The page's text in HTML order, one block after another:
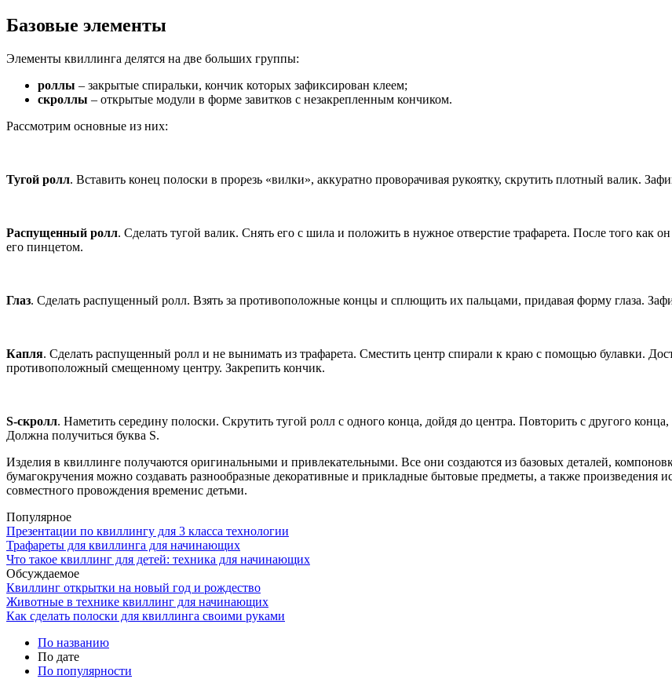
Базовые элементы
Элементы квиллинга делятся на две больших группы:
роллы – закрытые спиральки, кончик которых зафиксирован клеем;
скроллы – открытые модули в форме завитков с незакрепленным кончиком.
Рассмотрим основные из них:
Тугой ролл. Вставить конец полоски в прорезь «вилки», аккуратно проворачивая рукоятку, скрутить плотный валик.
Распущенный ролл. Сделать тугой валик. Снять его с шила и положить в нужное отверстие трафарета. После того как
его пинцетом.
Глаз. Сделать распущенный ролл. Взять за противоположные концы и сплющить их пальцами, придавая форму глаза.
Капля. Сделать распущенный ролл и не вынимать из трафарета. Сместить центр спирали к краю с помощью булавки.
противоположный смещенному центру. Закрепить кончик.
S-скролл. Наметить середину полоски. Скрутить тугой ролл с одного конца, дойдя до центра. Повторить с другого
Должна получиться буква S.
Изделия в квиллинге получаются оригинальными и привлекательными. Все они создаются из базовых деталей,
бумагокручения можно создавать разнообразные декоративные и прикладные бытовые предметы, а также произведения
совместного провождения временис детьми.
Популярное
Презентации по квиллингу для 3 класса технологии
Трафареты для квиллинга для начинающих
Что такое квиллинг для детей: техника для начинающих
Обсуждаемое
Квиллинг открытки на новый год и рождество
Животные в технике квиллинг для начинающих
Как сделать полоски для квиллинга своими руками
По названию
По дате
По популярности